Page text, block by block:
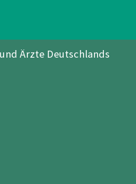
Ärzte Deutschlands